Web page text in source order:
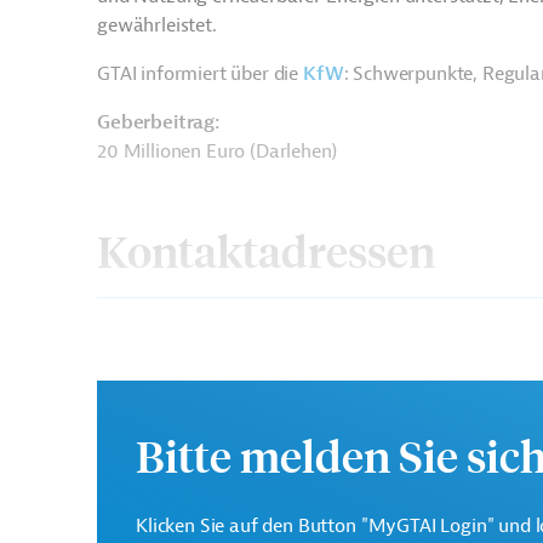
gewährleistet.
GTAI informiert über die KfW: Schwerpunkte,
Geberbeitrag:
20 Millionen Euro (Darlehen)
Kontaktadressen
KfW Entwicklungsbank
Unterstützung
Entwicklung.
Bitte melden Sie
Klicken Sie auf den Button "MyGTAI Login" und